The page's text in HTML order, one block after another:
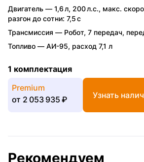
Двигатель — 1,6 л, 200 л.с., макс.
разгон до сотни: 7,5 с
Трансмиссия — Робот, 7 передач,
Топливо — АИ-95, расход 7,1 л
1 комплектация
Premium
от 2 053 935 ₽ Узнать
Рекомендуем